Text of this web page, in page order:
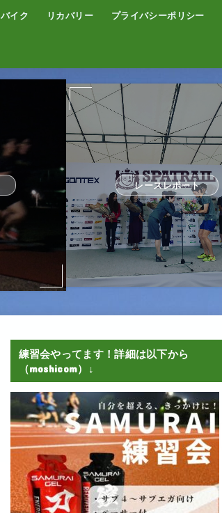
バイク リカバリー プライバシーポリシー
レースレポート
練習会やってます！詳細は以下から
（moshicom）↓